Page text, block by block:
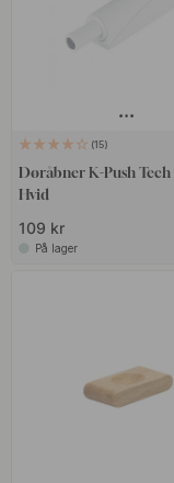
15
Døråbner K-Push Tech
Hvid
109 kr
På lager